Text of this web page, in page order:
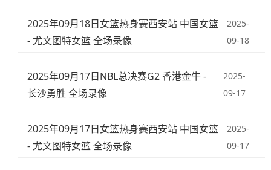
2025年09月18日女篮热身赛西安站 中国女篮
- 尤文图特女篮 全场录像
2025-
09-18
2025年09月17日NBL总决赛G2 香港金牛 -
长沙勇胜 全场录像
2025-
09-17
2025年09月17日女篮热身赛西安站 中国女篮
- 尤文图特女篮 全场录像
2025-
09-17